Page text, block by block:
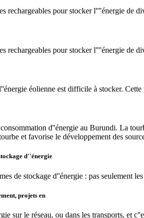
rechargeables pour stocker l''''énergie de
rechargeables pour stocker l''''énergie de
éolienne est difficile à stocker.
d''énergie au Burundi. La
et favorise le développement des
d''énergie
de stockage d''énergie : pas seulement
projets en
sur le réseau, ou dans les transports, et